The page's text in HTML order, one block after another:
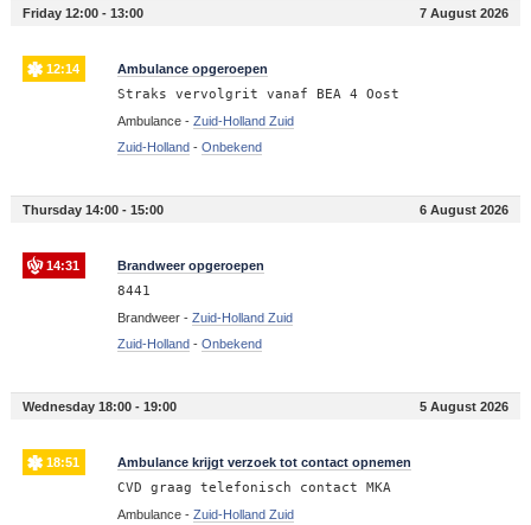
Friday 12:00 - 13:00 7 August 2026
12:14 Ambulance opgeroepen
Straks vervolgrit vanaf BEA 4 Oost
Ambulance - Zuid-Holland Zuid
Zuid-Holland - Onbekend
Thursday 14:00 - 15:00 6 August 2026
14:31 Brandweer opgeroepen
8441
Brandweer - Zuid-Holland Zuid
Zuid-Holland - Onbekend
Wednesday 18:00 - 19:00 5 August 2026
18:51 Ambulance krijgt verzoek tot contact opnemen
CVD graag telefonisch contact MKA
Ambulance - Zuid-Holland Zuid